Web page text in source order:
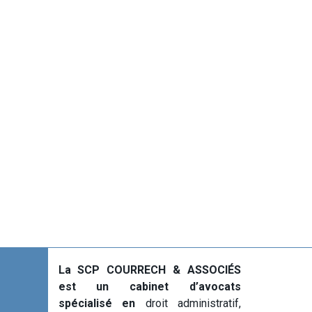
La SCP COURRECH & ASSOCIÉS
est un cabinet d’avocats
spécialisé en droit administratif,